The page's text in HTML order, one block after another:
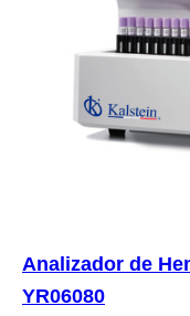
Analizador de
YR06080